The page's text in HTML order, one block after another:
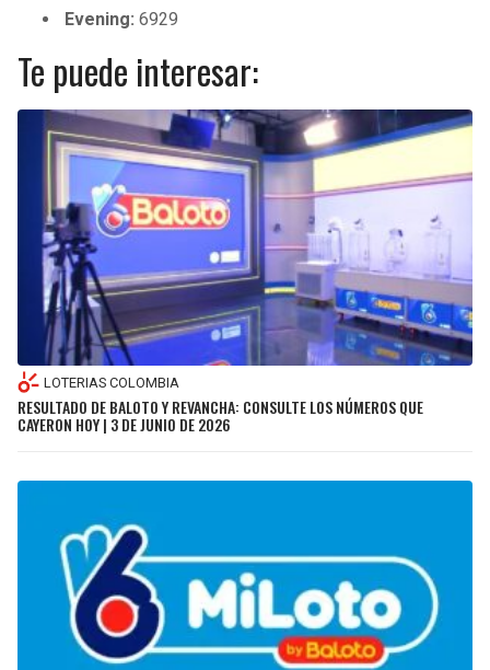
Evening:6929
Te puede interesar:
LOTERIAS COLOMBIA
RESULTADO DE BALOTO Y REVANCHA: CONSULTE LOS NÚMEROS QUE
CAYERON HOY | 3 DE JUNIO DE 2026